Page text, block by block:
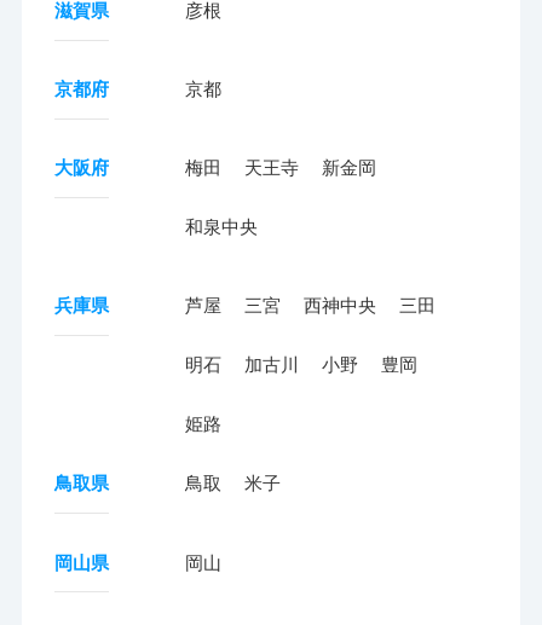
滋賀県 彦根
京都府 京都
大阪府 梅田 天王寺 新金岡
和泉中央
兵庫県 芦屋 三宮 西神中央 三田
明石 加古川 小野 豊岡
姫路
鳥取県 鳥取 米子
岡山県 岡山